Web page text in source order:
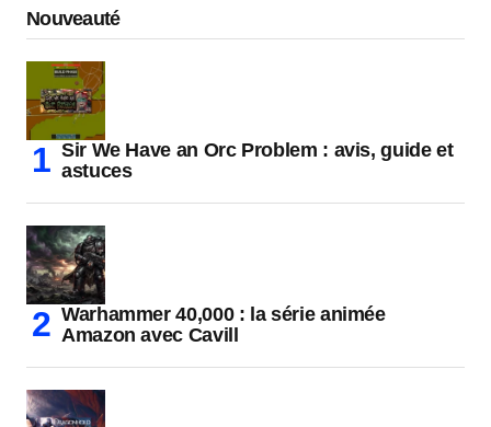
Nouveauté
Sir We Have an Orc Problem : avis, guide et
astuces
Warhammer 40,000 : la série animée
Amazon avec Cavill